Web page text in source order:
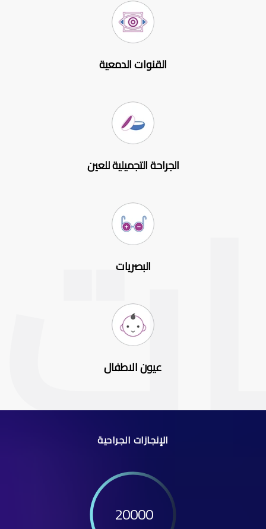
القنوات الدمعية
الجراحة التجميلية للعين
البصريات
عيون الاطفال
الإنجازات الجراحية
20000